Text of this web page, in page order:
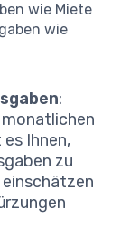
wie Miete
wie
:
monatlichen
Ihnen,
zu